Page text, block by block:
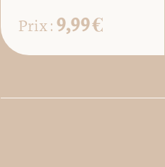
Prix :9,99 €